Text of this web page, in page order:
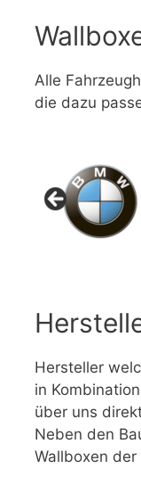
Alle
die dazu
Hersteller
in
über uns
Neben den
Wallboxen